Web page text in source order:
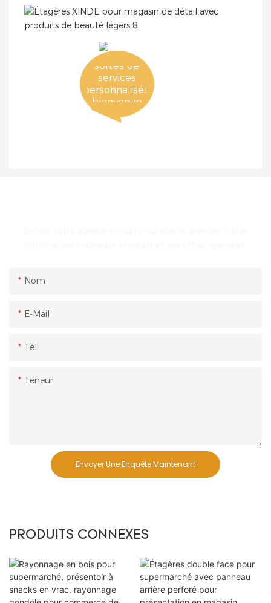
esthétique
contemporaine.
Prend en
charge toutes
sortes de
services
personnalisés,
bienvenue
pour
consulter
Nom
E-Mail
Tél
Teneur
Envoyer Une Enquête Maintenant
PRODUITS CONNEXES